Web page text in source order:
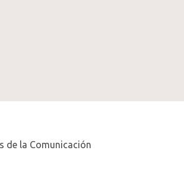
de la Comunicación